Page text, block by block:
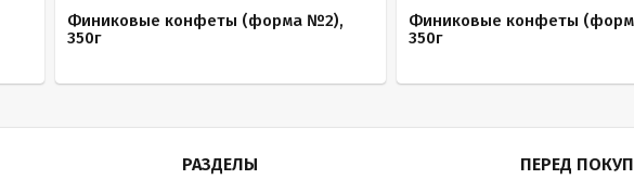
Финиковые конфеты (форма №2),
350г
Финиковые конфеты
350г
РАЗДЕЛЫ ПЕРЕД